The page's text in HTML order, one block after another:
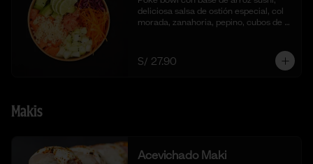
deliciosa salsa de ostión especial, col
morada, zanahoria, pepino, cubos de
S/ 27.90
Makis
Acevichado Maki